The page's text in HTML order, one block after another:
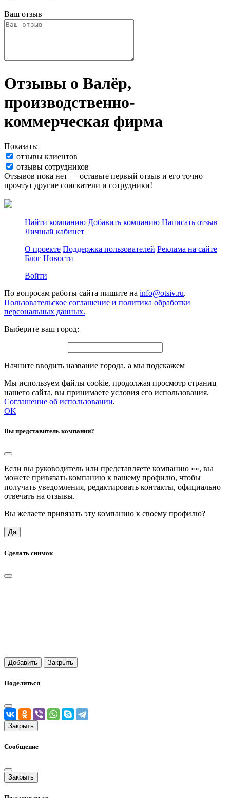
Ваш отзыв
Отзывы о Валёр,
производственно-
коммерческая фирма
Показать:
отзывы клиентов
отзывы сотрудников
Отзывов пока нет — оставьте первый отзыв и его точно
прочтут другие соискатели и сотрудники!
Найти компанию Добавить компанию Написать отзыв
Личный кабинет
О проекте Поддержка пользователей Реклама на сайте
Блог Новости
Войти
По вопросам работы сайта пишите на info@otsiv.ru.
Пользовательское соглашение и политика обработки
персональных данных.
Выберите ваш город:
Начните вводить название города, а мы подскажем
Мы используем файлы cookie, продолжая просмотр страниц
нашего сайта, вы принимаете условия его использования.
Соглашение об использовании.
OK
Вы представитель компании?
Если вы руководитель или представляете компанию «», вы
можете привязать компанию к вашему профилю, чтобы
получать уведомления, редактировать контакты, официально
отвечать на отзывы.
Вы желаете привязать эту компанию к своему профилю?
Да
Сделать снимок
Добавить Закрыть
Поделиться
Закрыть
Сообщение
Закрыть